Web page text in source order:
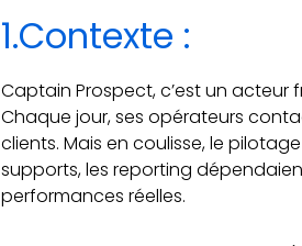
1.Contexte :
Captain Prospect, c’est un
Chaque jour, ses opérateurs
clients. Mais en coulisse, le
supports, les reporting
performances réelles.